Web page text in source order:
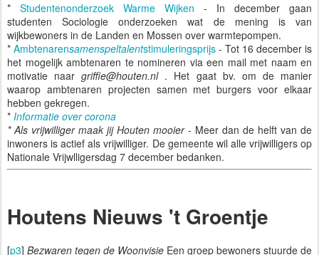
* Studentenonderzoek Warme Wijken - In december gaan
studenten Sociologie onderzoeken wat de mening is van
wijkbewoners in de Landen en Mossen over warmtepompen.
* Ambtenarensamenspeltalentstimuleringsprijs - Tot 16 december is
het mogelijk ambtenaren te nomineren via een mail met naam en
motivatie naargriffie@houten.nl. Het gaat bv. om de manier
waarop ambtenaren projecten samen met burgers voor elkaar
hebben gekregen.
* Informatie over corona
* Als vrijwilliger maak jij Houten mooier- Meer dan de helft van de
inwoners is actief als vrijwilliger. De gemeente wil alle vrijwilligers op
Nationale Vrijwlligersdag 7 december bedanken.
Houtens Nieuws 't Groentje
[p3] Bezwaren tegen de Woonvisie Een groep bewoners stuurde de